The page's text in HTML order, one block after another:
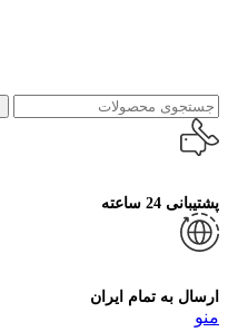
پشتیبانی 24 ساعته
ارسال به تمام ایران
منو